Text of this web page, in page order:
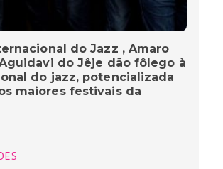
do Jazz , Amaro
do Jêje dão fôlego à
do jazz, potencializada
maiores festivais da